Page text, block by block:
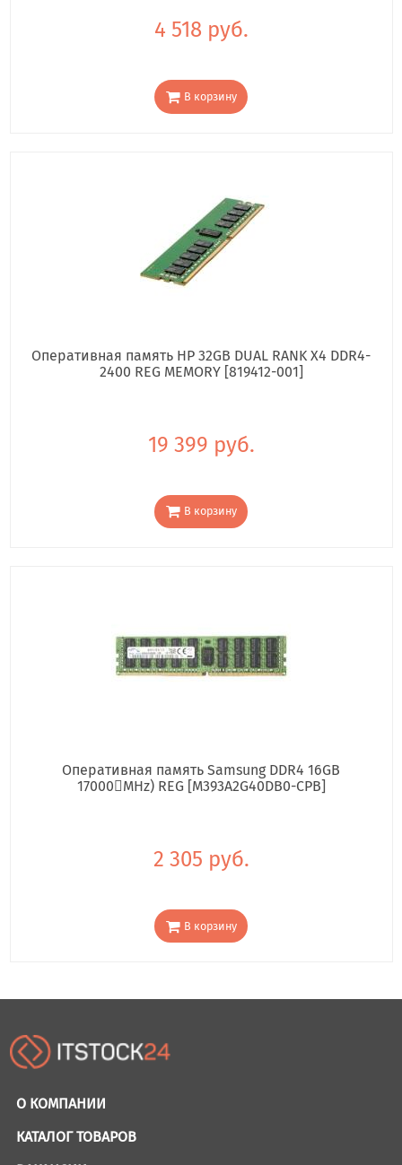
4 518 руб.
В корзину
Оперативная память HP 32GB DUAL RANK X4 DDR4-
2400 REG MEMORY [819412-001]
19 399 руб.
В корзину
Оперативная память Samsung DDR4 16GB
17000񢋕MHz) REG [M393A2G40DB0-CPB]
2 305 руб.
В корзину
О КОМПАНИИ
КАТАЛОГ ТОВАРОВ